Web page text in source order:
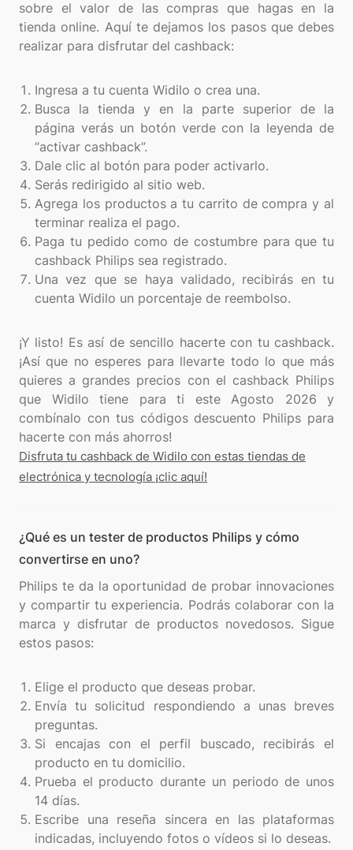
sobre el valor de las compras que hagas en la
tienda online. Aquí te dejamos los pasos que debes
realizar para disfrutar del cashback:
Ingresa a tu cuenta Widilo o crea una.
Busca la tienda y en la parte superior de la
página verás un botón verde con la leyenda de
“activar cashback”.
Dale clic al botón para poder activarlo.
Serás redirigido al sitio web.
Agrega los productos a tu carrito de compra y al
terminar realiza el pago.
Paga tu pedido como de costumbre para que tu
cashback Philips sea registrado.
Una vez que se haya validado, recibirás en tu
cuenta Widilo un porcentaje de reembolso.
¡Y listo! Es así de sencillo hacerte con tu cashback.
¡Así que no esperes para llevarte todo lo que más
quieres a grandes precios con el cashback Philips
que Widilo tiene para ti este Agosto 2026 y
combínalo con tus códigos descuento Philips para
Disfruta tu cashback de Widilo con estas tiendas de
electrónica y tecnología ¡clic aquí!
¿Qué es un tester de productos Philips y cómo
convertirse en uno?
Philips te da la oportunidad de probar innovaciones
y compartir tu experiencia. Podrás colaborar con la
marca y disfrutar de productos novedosos. Sigue
estos pasos:
Elige el producto que deseas probar.
Envía tu solicitud respondiendo a unas breves
preguntas.
Si encajas con el perfil buscado, recibirás el
producto en tu domicilio.
Prueba el producto durante un periodo de unos
14 días.
Escribe una reseña sincera en las plataformas
indicadas, incluyendo fotos o vídeos si lo deseas.